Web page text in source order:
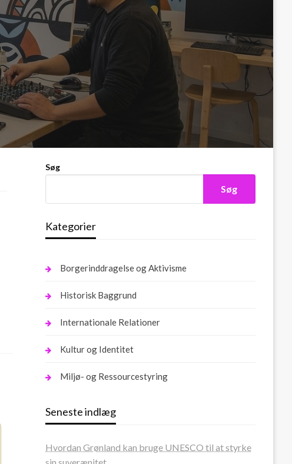
Søg
Søg
Kategorier
Borgerinddragelse og Aktivisme
Historisk Baggrund
Internationale Relationer
Kultur og Identitet
Miljø- og Ressourcestyring
Seneste indlæg
Hvordan Grønland kan bruge UNESCO til at styrke